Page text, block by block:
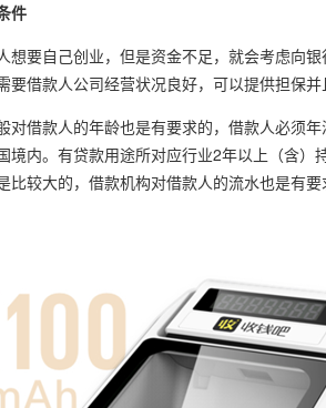
件
想要自己创业，但是资金不足，就会考虑向
要借款人公司经营状况良好，可以提供担保并
对借款人的年龄也是有要求的，借款人必须
境内。有贷款用途所对应行业2年以上（含
比较大的，借款机构对借款人的流水也是有